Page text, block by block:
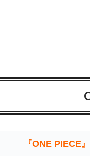
『ONE PIECE